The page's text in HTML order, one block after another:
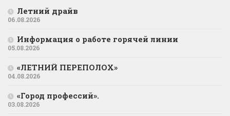
Летний драйв
06.08.2026
Информация о работе горячей линии
05.08.2026
«ЛЕТНИЙ ПЕРЕПОЛОХ»
04.08.2026
«Город профессий».
03.08.2026